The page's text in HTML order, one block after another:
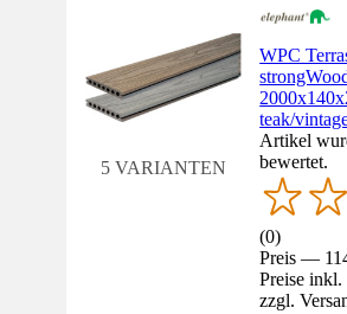
5 VARIANTEN
WPC
teak/
Artikel
bewertet.
(0)
Preis —
Preise
zzgl.